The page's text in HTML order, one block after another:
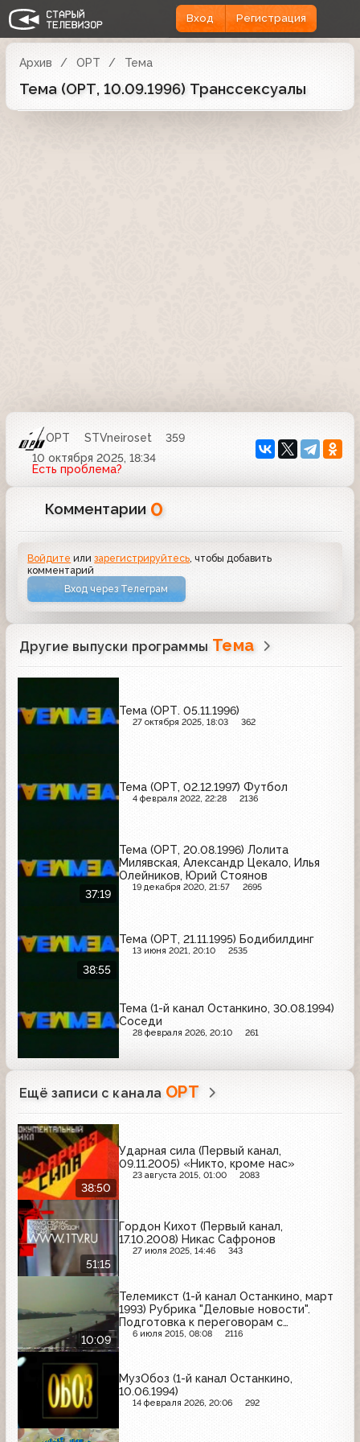
Вход Регистрация
Архив ОРТ Тема
Тема (ОРТ, 10.09.1996) Транссексуалы
ОРТ STVneiroset
359
10 октября 2025, 18:34
Есть проблема?
Комментарии 0
Войдите илизарегистрируйтесь , чтобы добавить
комментарий
Вход через Телеграм
Другие выпуски программы Тема
Тема (ОРТ. 05.11.1996)
27 октября 2025, 18:03 362
Тема (ОРТ, 02.12.1997) Футбол
4 февраля 2022, 22:28 2136
37:19
Тема (ОРТ, 20.08.1996) Лолита
Милявская, Александр Цекало, Илья
Олейников, Юрий Стоянов
19 декабря 2020, 21:57 2695
38:55
Тема (ОРТ, 21.11.1995) Бодибилдинг
13 июня 2021, 20:10 2535
Тема (1-й канал Останкино, 30.08.1994)
Соседи
28 февраля 2026, 20:10 261
Ещё записи с канала ОРТ
38:50
Ударная сила (Первый канал,
09.11.2005) «Никто, кроме нас»
23 августа 2015, 01:00 2083
51:15
Гордон Кихот (Первый канал,
17.10.2008) Никас Сафронов
27 июля 2025, 14:46 343
10:09
Телемикст (1-й канал Останкино, март
1993) Рубрика "Деловые новости".
Подготовка к переговорам с
Парижским клубом, курс доллара США,
6 июля 2015, 08:08 2116
МузОбоз (1-й канал Останкино,
10.06.1994)
14 февраля 2026, 20:06 292